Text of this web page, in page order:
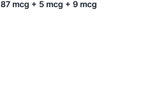
87 mcg + 5 mcg + 9 mcg